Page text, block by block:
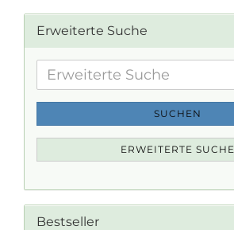
Erweiterte Suche
Erweiterte
Suche
SUCHEN
ERWEITERTE SUCHE
Bestseller